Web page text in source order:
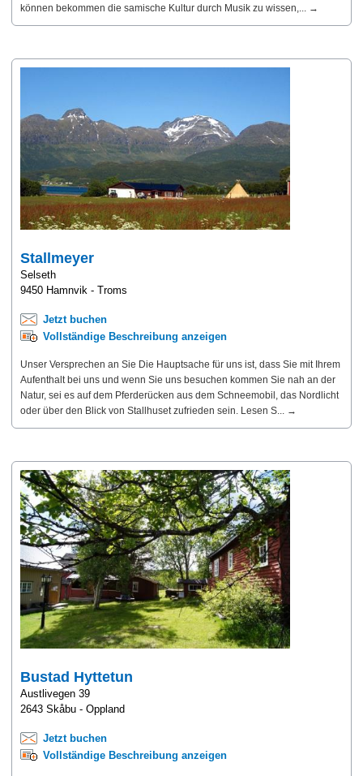
können bekommen die samische Kultur durch Musik zu wissen,... →
Stallmeyer
Selseth
9450 Hamnvik - Troms
Jetzt buchen
Vollständige Beschreibung anzeigen
Unser Versprechen an Sie Die Hauptsache für uns ist, dass Sie mit Ihrem
Aufenthalt bei uns und wenn Sie uns besuchen kommen Sie nah an der
Natur, sei es auf dem Pferderücken aus dem Schneemobil, das Nordlicht
oder über den Blick von Stallhuset zufrieden sein. Lesen S... →
Bustad Hyttetun
Austlivegen 39
2643 Skåbu - Oppland
Jetzt buchen
Vollständige Beschreibung anzeigen